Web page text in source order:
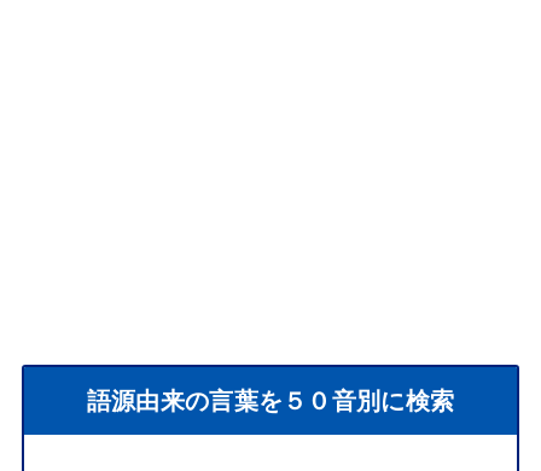
語源由来の言葉を５０音別に検索